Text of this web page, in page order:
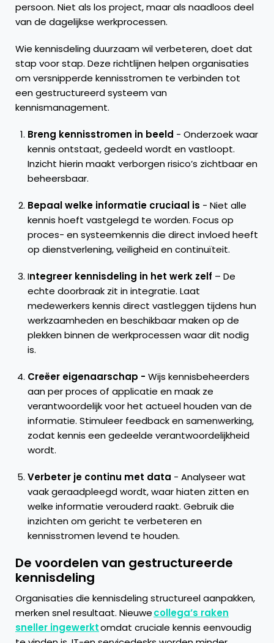
persoon. Niet als los project, maar als naadloos deel
van de dagelijkse werkprocessen.
Wie kennisdeling duurzaam wil verbeteren, doet dat
stap voor stap. Deze richtlijnen helpen organisaties
om versnipperde kennisstromen te verbinden tot
een gestructureerd systeem van
kennismanagement.
Breng kennisstromen in beeld - Onderzoek waar
kennis ontstaat, gedeeld wordt en vastloopt.
Inzicht hierin maakt verborgen risico’s zichtbaar en
beheersbaar.
Bepaal welke informatie cruciaal is - Niet alle
kennis hoeft vastgelegd te worden. Focus op
proces- en systeemkennis die direct invloed heeft
op dienstverlening, veiligheid en continuïteit.
Integreer kennisdeling in het werk zelf – De
echte doorbraak zit in integratie. Laat
medewerkers kennis direct vastleggen tijdens hun
werkzaamheden en beschikbaar maken op de
plekken binnen de werkprocessen waar dit nodig
is.
Creëer eigenaarschap - Wijs kennisbeheerders
aan per proces of applicatie en maak ze
verantwoordelijk voor het actueel houden van de
informatie. Stimuleer feedback en samenwerking,
zodat kennis een gedeelde verantwoordelijkheid
wordt.
Verbeter je continu met data - Analyseer wat
vaak geraadpleegd wordt, waar hiaten zitten en
welke informatie verouderd raakt. Gebruik die
inzichten om gericht te verbeteren en
kennisstromen levend te houden.
De voordelen van gestructureerde
kennisdeling
Organisaties die kennisdeling structureel aanpakken,
merken snel resultaat. Nieuwecollega’s raken
sneller ingewerktomdat cruciale kennis eenvoudig